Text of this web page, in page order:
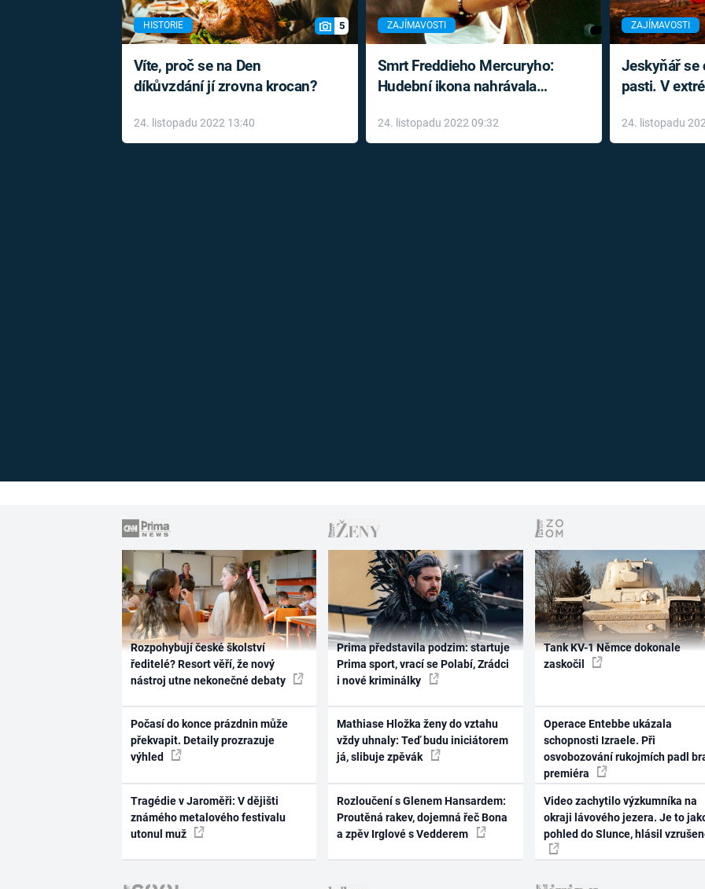
HISTORIE 5
Víte, proč se na Den
díkůvzdání jí zrovna krocan?
24. listopadu 2022 13:40
ZAJÍMAVOSTI
Smrt Freddieho Mercuryho:
Hudební ikona nahrávala
léky
24. listopadu 2022 09:32
ZAJÍMAVOSTI
Jeskyňář se
pasti. V
24. listopadu
Rozpohybují české školství
ředitelé? Resort věří, že nový
nástroj utne nekonečné debaty
Počasí do konce prázdnin může
překvapit. Detaily prozrazuje
výhled
Tragédie v Jaroměři: V dějišti
známého metalového festivalu
utonul muž
Prima představila podzim: startuje
Prima sport, vrací se Polabí, Zrádci
i nové kriminálky
Mathiase Hložka ženy do vztahu
vždy uhnaly: Teď budu iniciátorem
já, slibuje zpěvák
Rozloučení s Glenem Hansardem:
Proutěná rakev, dojemná řeč Bona
a zpěv Irglové s Vedderem
Tank KV-1 Němce dokonale
zaskočil
Operace Entebbe ukázala
schopnosti Izraele. Při
osvobozování rukojmích padl
premiéra
Video zachytilo výzkumníka na
okraji lávového jezera. Je to
pohled do Slunce, hlásil